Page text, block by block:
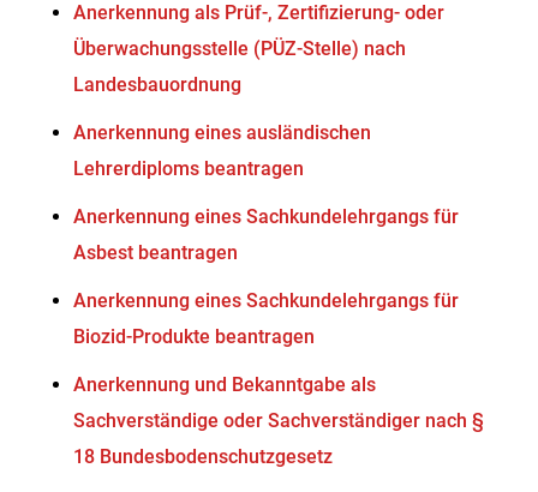
Anerkennung als Prüf-, Zertifizierung- oder
Überwachungsstelle (PÜZ-Stelle) nach
Landesbauordnung
Anerkennung eines ausländischen
Lehrerdiploms beantragen
Anerkennung eines Sachkundelehrgangs für
Asbest beantragen
Anerkennung eines Sachkundelehrgangs für
Biozid-Produkte beantragen
Anerkennung und Bekanntgabe als
Sachverständige oder Sachverständiger nach §
18 Bundesbodenschutzgesetz